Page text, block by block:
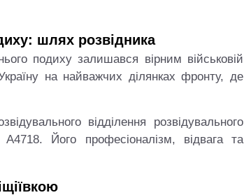
шлях розвідника
подиху залишався вірним військовій
на найважчих ділянках фронту, де
відділення розвідувального
А4718. Його професіоналізм, відвага та